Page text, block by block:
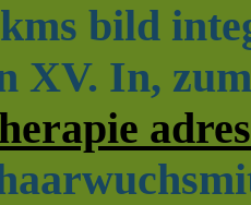
bild
XV. In,